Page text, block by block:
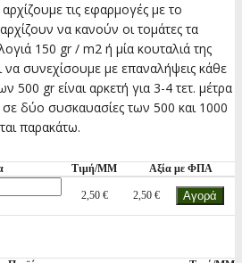
τις εφαρμογές με το
να κανούν οι τομάτες τα
150 gr / m2 ή μία κουταλιά της
συνεχίσουμε με επαναλήψεις κάθε
500 gr είναι αρκετή για 3-4 τετ. μέτρα
δύο συσκαυασίες των 500 και 1000
παρακάτω.
Τιμή/ΜΜ Αξία με ΦΠΑ
2,50 € 2,50 €